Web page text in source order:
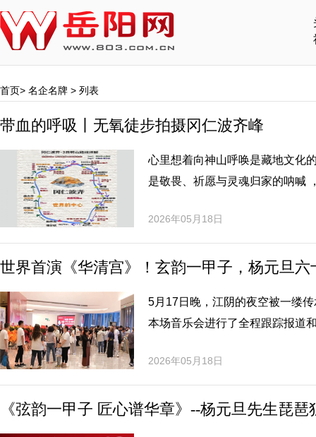
首页> 名企名牌 > 列表
带血的呼吸丨无氧徒步拍摄冈仁波齐峰
心里想着向神山呼唤是藏地文化
是敬畏、祈愿与灵魂归家的呐喊
2026年05月18日
世界首演《华清宫》！玄韵一甲子，杨元旦六
5月17日晚，江阴的夜空被一缕
本场音乐会进行了全程跟踪报道
2026年05月18日
《弦韵一甲子 匠心谱华章》--杨元旦先生琵